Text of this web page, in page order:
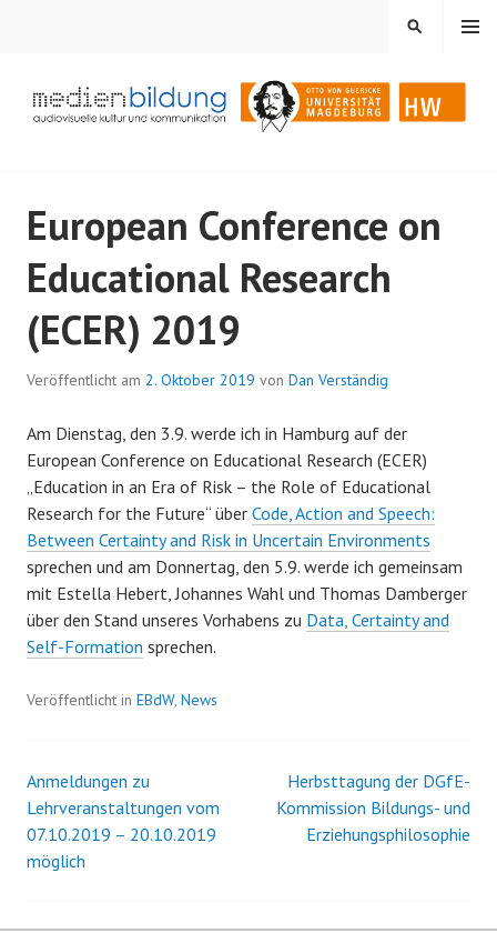
Audiovisuelle Kultur und Kommunikation
MENÜ
SUCHEN
European Conference on
Educational Research
(ECER) 2019
Veröffentlicht am 2. Oktober 2019 von Dan Verständig
Am Dienstag, den 3.9. werde ich in Hamburg auf der
European Conference on Educational Research (ECER)
„Education in an Era of Risk – the Role of Educational
Research for the Future“ über Code, Action and Speech:
Between Certainty and Risk in Uncertain Environments
sprechen und am Donnertag, den 5.9. werde ich gemeinsam
mit Estella Hebert, Johannes Wahl und Thomas Damberger
über den Stand unseres Vorhabens zu Data, Certainty and
Self-Formation sprechen.
Veröffentlicht in EBdW, News
Beitrags-
Navigation
Anmeldungen zu
Lehrveranstaltungen vom
07.10.2019 – 20.10.2019
möglich
Herbsttagung der DGfE-
Kommission Bildungs- und
Erziehungsphilosophie